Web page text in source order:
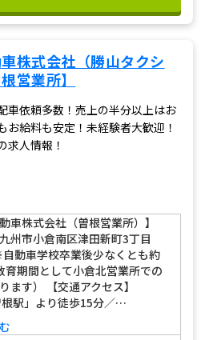
株式会社（勝山タクシ
営業所】
車依頼多数！売上の半分以上はお
給料も安定！未経験者大歓迎！
求人情報！
車株式会社（曽根営業所）】
州市小倉南区津田新町3丁目
動車学校卒業後少なくとも約
育期間として小倉北営業所での
ます） 【交通アクセス】
駅」より徒歩15分／…